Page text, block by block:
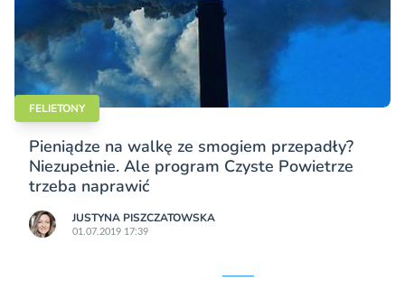
FELIETONY
Pieniądze na walkę ze smogiem przepadły?
Niezupełnie. Ale program Czyste Powietrze
trzeba naprawić
JUSTYNA PISZCZATOWSKA
01.07.2019 17:39